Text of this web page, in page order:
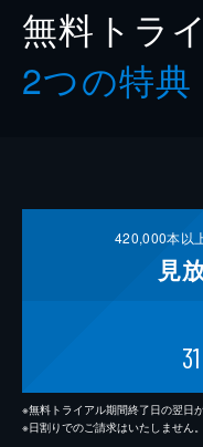
無料トラ
2つの特典
420,000本以
見
31
※無料トライアル期間終了日の翌日
※日割りでのご請求はいたしません。